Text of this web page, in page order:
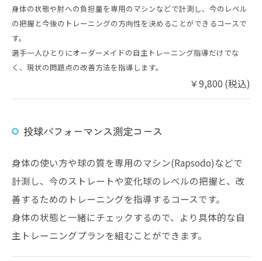
身体の状態や肘への負担量を専用のマシンなどで計測し、今のレベル
の把握と今後のトレーニングの方向性を決めることができるコースで
す。
選手一人ひとりにオーダーメイドの自主トレーニング指導だけでな
く、現状の問題点の改善方法を指導します。
￥9,800 (税込)
投球パフォーマンス測定コース
身体の使い方や球の質を専用のマシン(Rapsodo)などで
計測し、今のストレートや変化球のレベルの把握と、改
善するためのトレーニングを指導するコースです。
身体の状態と一緒にチェックするので、より具体的な自
主トレーニングプランを組むことができます。